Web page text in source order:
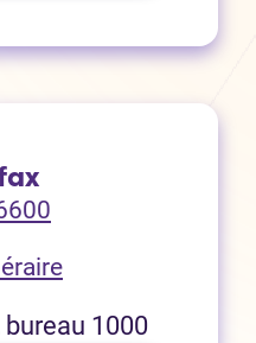
(Ouvre dans un
1000